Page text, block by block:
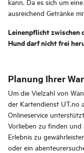
kann. Da es sich um
ausreichend Getränke
Leinenpflicht zwischen
Hund darf nicht frei
Planung Ihrer
Um die Vielzahl von
der Kartendienst UT.no
Onlineservice
Vorlieben zu finden und
Erlebnis zu
oder ein